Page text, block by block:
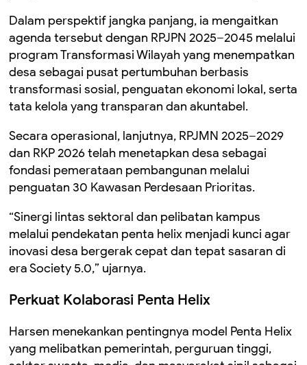
Dalam perspektif jangka panjang, ia mengaitkan
agenda tersebut dengan RPJPN 2025–2045 melalui
program Transformasi Wilayah yang menempatkan
desa sebagai pusat pertumbuhan berbasis
transformasi sosial, penguatan ekonomi lokal, serta
tata kelola yang transparan dan akuntabel.
Secara operasional, lanjutnya, RPJMN 2025–2029
dan RKP 2026 telah menetapkan desa sebagai
fondasi pemerataan pembangunan melalui
penguatan 30 Kawasan Perdesaan Prioritas.
“Sinergi lintas sektoral dan pelibatan kampus
melalui pendekatan penta helix menjadi kunci agar
inovasi desa bergerak cepat dan tepat sasaran di
era Society 5.0,” ujarnya.
Perkuat Kolaborasi Penta Helix
Harsen menekankan pentingnya model Penta Helix
yang melibatkan pemerintah, perguruan tinggi,